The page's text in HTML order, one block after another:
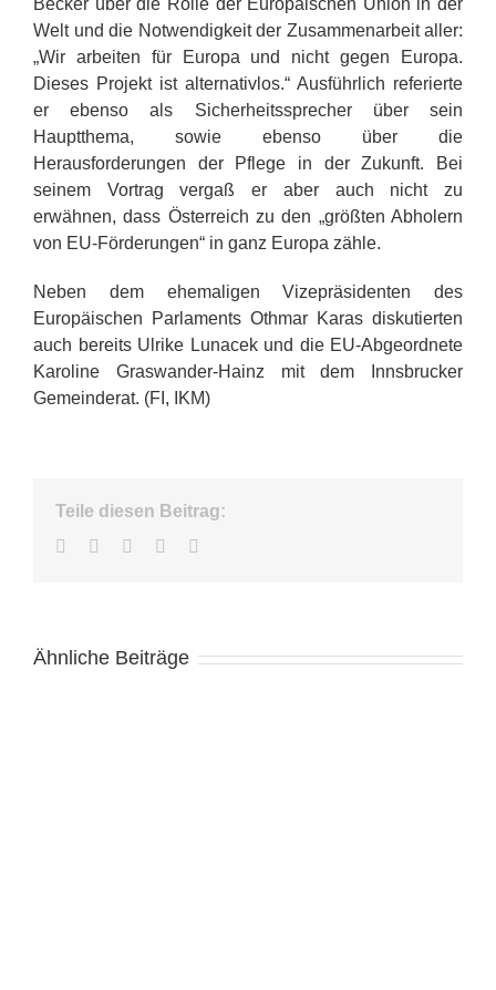
Becker über die Rolle der Europäischen Union in der
Welt und die Notwendigkeit der Zusammenarbeit aller:
„Wir arbeiten für Europa und nicht gegen Europa.
Dieses Projekt ist alternativlos.“ Ausführlich referierte
er ebenso als Sicherheitssprecher über sein
Hauptthema, sowie ebenso über die
Herausforderungen der Pflege in der Zukunft. Bei
seinem Vortrag vergaß er aber auch nicht zu
erwähnen, dass Österreich zu den „größten Abholern
von EU-Förderungen“ in ganz Europa zähle.
Neben dem ehemaligen Vizepräsidenten des
Europäischen Parlaments Othmar Karas diskutierten
auch bereits Ulrike Lunacek und die EU-Abgeordnete
Karoline Graswander-Hainz mit dem Innsbrucker
Gemeinderat. (FI, IKM)
Teile diesen Beitrag:
Facebook
TwitterLinkedInWhatsApp
Ähnliche Beiträge